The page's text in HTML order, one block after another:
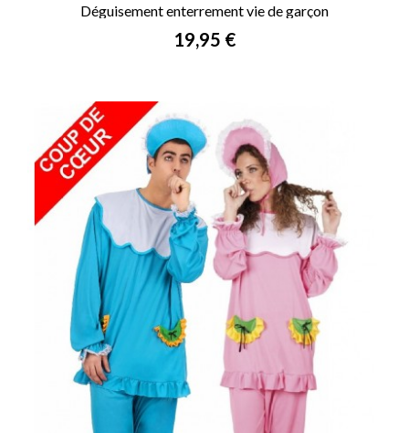
Déguisement enterrement vie de garçon
Prix
19,95 €